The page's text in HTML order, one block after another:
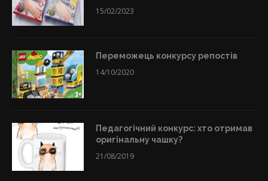
15/02/2023
Переможець конкурсу репостів
14/10/2020
Педагогічний конкурс: хто отримав
оригінальну чашку?
21/08/2019